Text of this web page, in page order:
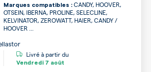
Marques compatibles : CANDY, HOOVER,
OTSEIN, IBERNA, PROLINE, SELECLINE,
KELVINATOR, ZEROWATT, HAIER, CANDY /
HOOVER ...
Livré à partir du
Vendredi 7 août